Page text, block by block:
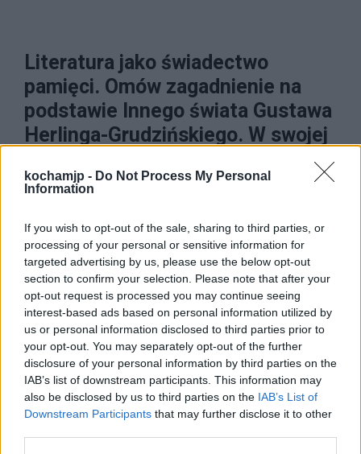
kochamjp - Do Not Process My Personal
Information
If you wish to opt-out of the sale, sharing to third parties, or
processing of your personal or sensitive information for
targeted advertising by us, please use the below opt-out
section to confirm your selection. Please note that after your
opt-out request is processed you may continue seeing
interest-based ads based on personal information utilized by
us or personal information disclosed to third parties prior to
your opt-out. You may separately opt-out of the further
disclosure of your personal information by third parties on the
IAB’s list of downstream participants. This information may
also be disclosed by us to third parties on the IAB’s List of
Downstream Participants that may further disclose it to other
Literatura jako świadectwo
pamięci. Omów zagadnienie na
podstawie Innego świata Gustawa
Herlinga-Grudzińskiego. W swojej
wybrany kontekst.
Na pamięci opiera się wiele aspektów
współczesnego świata. Pozwala ona na
wspominanie tego, jaką drogę przeszła
ludzkość, jej triumfów, ale też i błędów, jakie
popełniła. Na pamięci wiele osób buduje
swoją tożsamość i pielęgnuje ją, ponieważ
pozwala przetrwać w trudnych chwilach i
czerpać inspirację z dokonań wcześniejszych